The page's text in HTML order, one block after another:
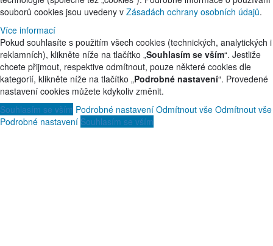
souborů cookies jsou uvedeny v Zásadách ochrany osobních údajů.
Více informací
Pokud souhlasíte s použitím všech cookies (technických, analytických i
reklamních), klikněte níže na tlačítko „Souhlasím se vším“. Jestliže
chcete přijmout, respektive odmítnout, pouze některé cookies dle
kategorií, klikněte níže na tlačítko „Podrobné nastavení“. Provedené
nastavení cookies můžete kdykoliv změnit.
Souhlasím se vším Podrobné nastavení Odmítnout vše Odmítnout vše
Podrobné nastavení Souhlasím se vším